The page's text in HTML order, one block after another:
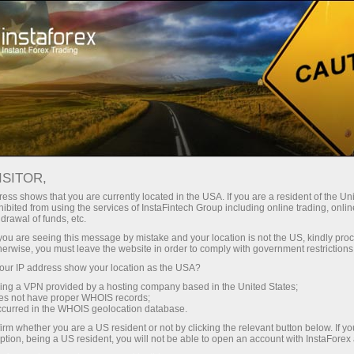
З InstaForex ви отримуєте доступ
можливостей: кредитне плече до
1:5000, одні з найкращих
спредів та комісій на ринку, а
також привабливі умови для
торгівлі акціями та індексами
Мінімальні спреди - максимум
Бонус 30% на кожен депозит
Швидкість
у трейдингу і на трасі
shows that you are currently located in the USA. If you are a resident of the
from using the services of InstaFintech Group including online trading,
of funds, etc.
are seeing this message by mistake and your location is not the US, kindly
you must leave the website in order to comply with government
IP address show your location as the USA?
a VPN provided by a hosting company based in the United States;
not have proper WHOIS records;
in the WHOIS geolocation database.
whether you are a US resident or not by clicking the relevant button below. If
being a US resident, you will not be able to open an account with InstaForex